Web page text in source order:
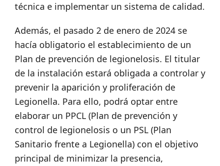
técnica e implementar un sistema de calidad.
Además, el pasado 2 de enero de 2024 se
hacía obligatorio el establecimiento de un
Plan de prevención de legionelosis. El titular
de la instalación estará obligada a controlar y
prevenir la aparición y proliferación de
Legionella. Para ello, podrá optar entre
elaborar un PPCL (Plan de prevención y
control de legionelosis o un PSL (Plan
Sanitario frente a Legionella) con el objetivo
principal de minimizar la presencia,